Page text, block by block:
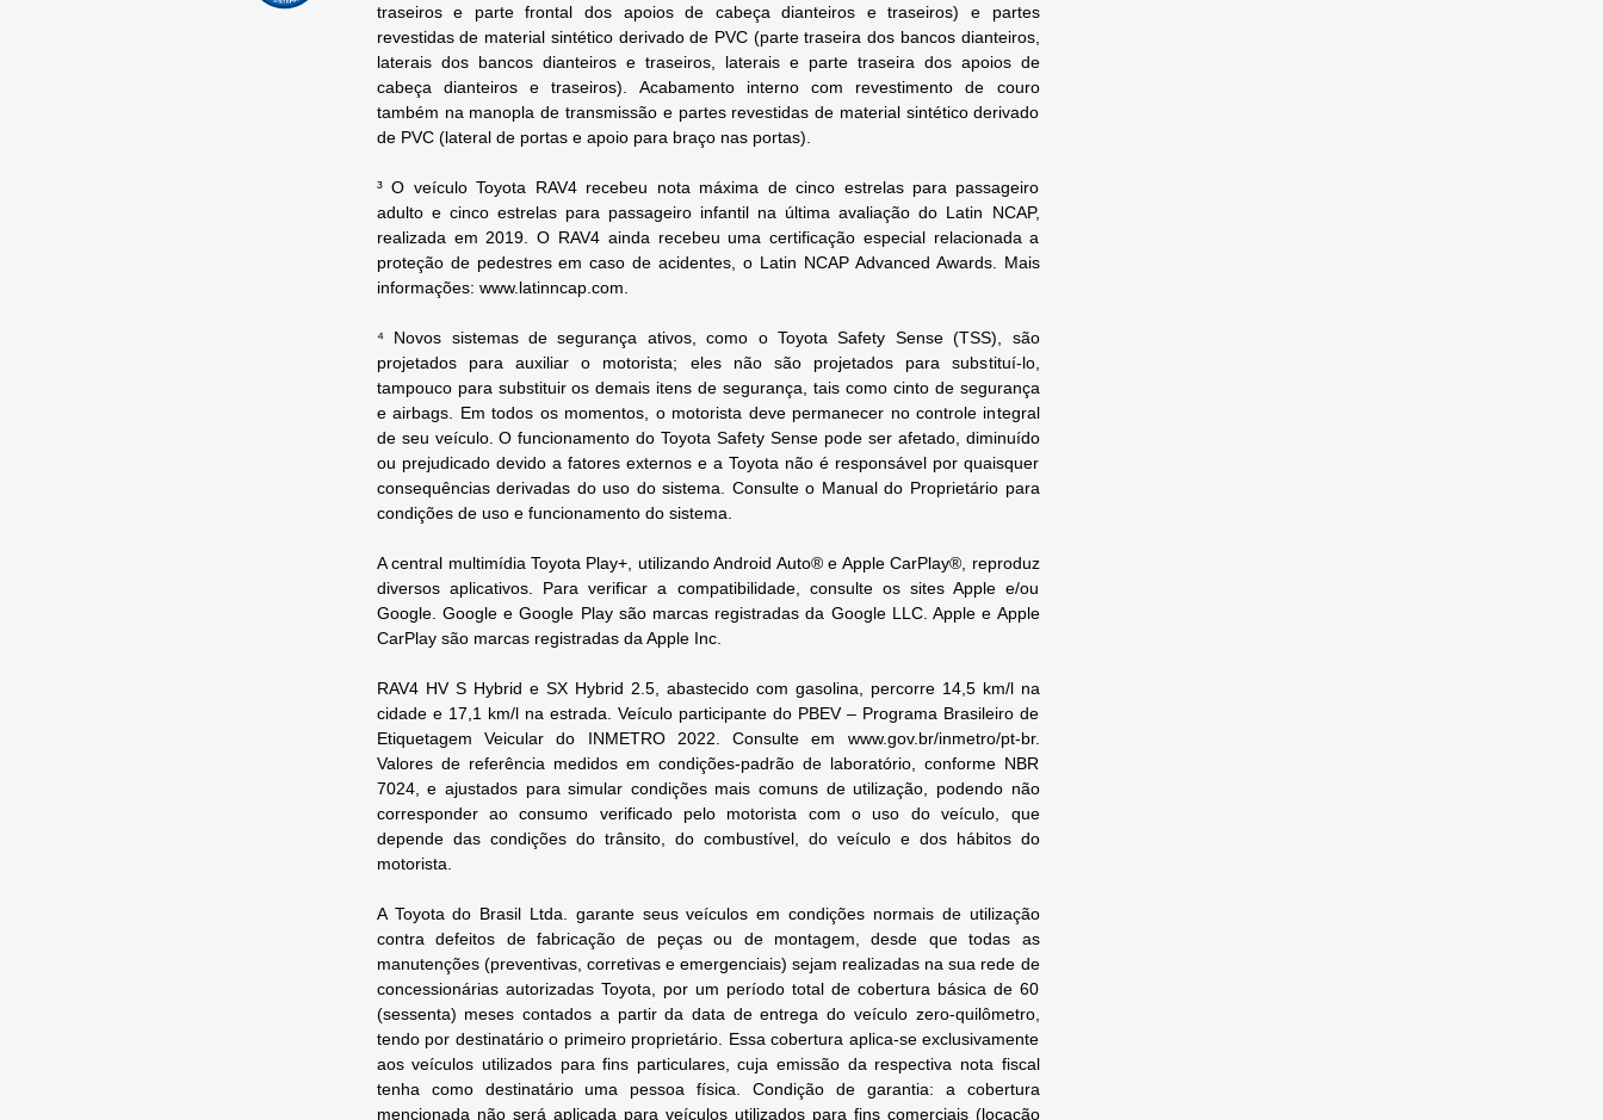
traseiros e parte frontal dos apoios de cabeça dianteiros e traseiros) e partes
revestidas de material sintético derivado de PVC (parte traseira dos bancos dianteiros,
laterais dos bancos dianteiros e traseiros, laterais e parte traseira dos apoios de
cabeça dianteiros e traseiros). Acabamento interno com revestimento de couro
também na manopla de transmissão e partes revestidas de material sintético derivado
de PVC (lateral de portas e apoio para braço nas portas).
³ O veículo Toyota RAV4 recebeu nota máxima de cinco estrelas para passageiro
adulto e cinco estrelas para passageiro infantil na última avaliação do Latin NCAP,
realizada em 2019. O RAV4 ainda recebeu uma certificação especial relacionada a
proteção de pedestres em caso de acidentes, o Latin NCAP Advanced Awards. Mais
informações: www.latinncap.com.
⁴ Novos sistemas de segurança ativos, como o Toyota Safety Sense (TSS), são
projetados para auxiliar o motorista; eles não são projetados para substituí-lo,
tampouco para substituir os demais itens de segurança, tais como cinto de segurança
e airbags. Em todos os momentos, o motorista deve permanecer no controle integral
de seu veículo. O funcionamento do Toyota Safety Sense pode ser afetado, diminuído
ou prejudicado devido a fatores externos e a Toyota não é responsável por quaisquer
consequências derivadas do uso do sistema. Consulte o Manual do Proprietário para
condições de uso e funcionamento do sistema.
A central multimídia Toyota Play+, utilizando Android Auto® e Apple CarPlay®, reproduz
diversos aplicativos. Para verificar a compatibilidade, consulte os sites Apple e/ou
Google. Google e Google Play são marcas registradas da Google LLC. Apple e Apple
CarPlay são marcas registradas da Apple Inc.
RAV4 HV S Hybrid e SX Hybrid 2.5, abastecido com gasolina, percorre 14,5 km/l na
cidade e 17,1 km/l na estrada. Veículo participante do PBEV – Programa Brasileiro de
Etiquetagem Veicular do INMETRO 2022. Consulte em www.gov.br/inmetro/pt-br.
Valores de referência medidos em condições-padrão de laboratório, conforme NBR
7024, e ajustados para simular condições mais comuns de utilização, podendo não
corresponder ao consumo verificado pelo motorista com o uso do veículo, que
depende das condições do trânsito, do combustível, do veículo e dos hábitos do
motorista.
A Toyota do Brasil Ltda. garante seus veículos em condições normais de utilização
contra defeitos de fabricação de peças ou de montagem, desde que todas as
manutenções (preventivas, corretivas e emergenciais) sejam realizadas na sua rede de
concessionárias autorizadas Toyota, por um período total de cobertura básica de 60
(sessenta) meses contados a partir da data de entrega do veículo zero-quilômetro,
tendo por destinatário o primeiro proprietário. Essa cobertura aplica-se exclusivamente
aos veículos utilizados para fins particulares, cuja emissão da respectiva nota fiscal
tenha como destinatário uma pessoa física. Condição de garantia: a cobertura
mencionada não será aplicada para veículos utilizados para fins comerciais (locação